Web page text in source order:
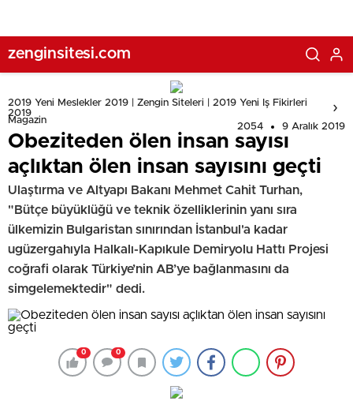
zenginsitesi.com
2019 Yeni Meslekler 2019 | Zengin Siteleri | 2019 Yeni Iş Fikirleri
2019
Magazin
2054 9 Aralık 2019
Obeziteden ölen insan sayısı
açlıktan ölen insan sayısını geçti
Ulaştırma ve Altyapı Bakanı Mehmet Cahit Turhan,
"Bütçe büyüklüğü ve teknik özelliklerinin yanı sıra
ülkemizin Bulgaristan sınırından İstanbul'a kadar
ugüzergahıyla Halkalı-Kapıkule Demiryolu Hattı Projesi
coğrafi olarak Türkiye’nin AB’ye bağlanmasını da
simgelemektedir" dedi.
0 0